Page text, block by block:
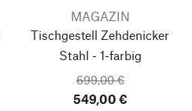
MAGAZIN
Tischgestell Zehdenicker
Stahl - 1-farbig
699,00 €
549,00 €